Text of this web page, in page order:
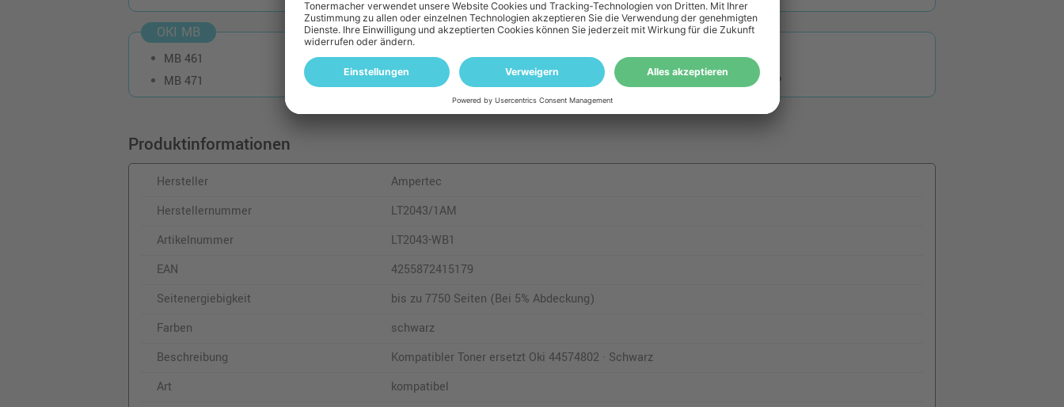
OKI MB
MB 461
MB 471
MB 471 w
MB 491
MB 491 Plus
MB 491 Plus LP
Produktinformationen
Hersteller
Ampertec
Herstellernummer
LT2043/1AM
Artikelnummer
LT2043-WB1
EAN
4255872415179
Seitenergiebigkeit
bis zu 7750 Seiten (Bei 5% Abdeckung)
Farben
schwarz
Beschreibung
Kompatibler Toner ersetzt Oki 44574802 · Schwarz
Art
kompatibel